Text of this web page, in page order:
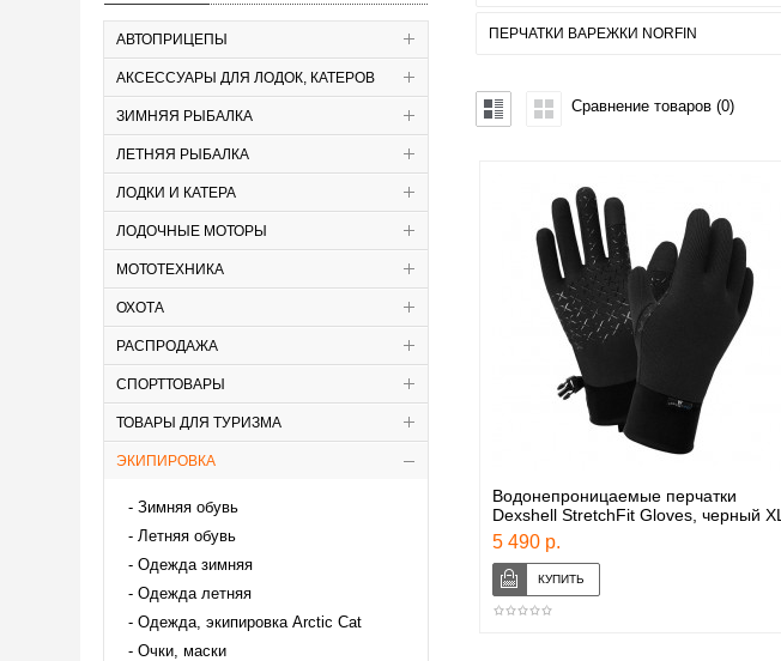
АВТОПРИЦЕПЫ
АКСЕССУАРЫ ДЛЯ ЛОДОК, КАТЕРОВ
ЗИМНЯЯ РЫБАЛКА
ЛЕТНЯЯ РЫБАЛКА
ЛОДКИ И КАТЕРА
ЛОДОЧНЫЕ МОТОРЫ
МОТОТЕХНИКА
ОХОТА
РАСПРОДАЖА
СПОРТТОВАРЫ
ТОВАРЫ ДЛЯ ТУРИЗМА
ЭКИПИРОВКА
Зимняя обувь
Летняя обувь
Одежда зимняя
Одежда летняя
Одежда, экипировка Аrctic Cat
Очки, маски
ПЕРЧАТКИ ВАРЕЖКИ NORFIN
Сравнение товаров (0)
Водонепроницаемые перчатки
Dexshell StretchFit Gloves, черный XL
5 490 р.